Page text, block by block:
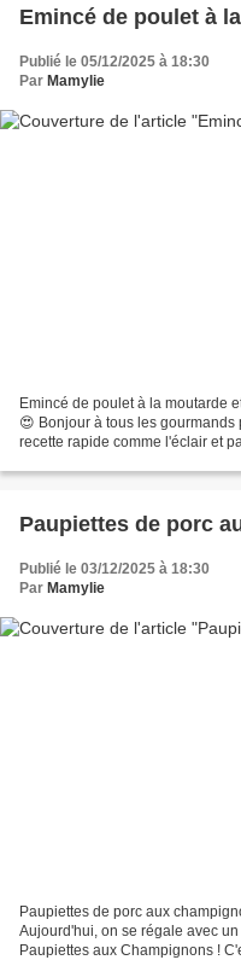
Emincé de poulet à
Publié le 05/12/2025 à 18:30
Par Mamylie
Emincé de poulet à la moutarde
😍 Bonjour à tous les
recette rapide comme l'éclair et
Paupiettes de porc
Publié le 03/12/2025 à 18:30
Par Mamylie
Paupiettes de porc aux champignons 😍Bonjour mes
Aujourd'hui, on se régale avec
Paupiettes aux Champignons !